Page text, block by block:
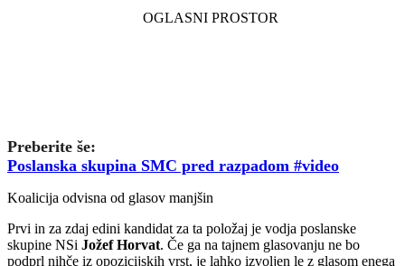
Preberite še:
Poslanska skupina SMC pred razpadom #video
Koalicija odvisna od glasov manjšin
Prvi in za zdaj edini kandidat za ta položaj je vodja poslanske
skupine NSi Jožef Horvat. Če ga na tajnem glasovanju ne bo
podprl nihče iz opozicijskih vrst, je lahko izvoljen le z glasom enega